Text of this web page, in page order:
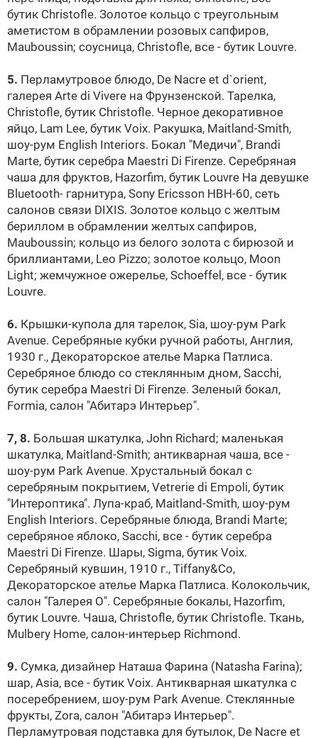
бутик Christofle. Золотое кольцо с треугольным
аметистом в обрамлении розовых сапфиров,
Mauboussin; соусница, Christofle, все - бутик Louvre.
5. Перламутровое блюдо, De Nacre et d`orient,
галерея Arte di Vivere на Фрунзенской. Тарелка,
Christofle, бутик Christofle. Черное декоративное
яйцо, Lam Lee, бутик Voix. Ракушка, Maitland-Smith,
шоу-рум English Interiors. Бокал "Медичи", Brandi
Marte, бутик серебра Maestri Di Firenze. Серебряная
чаша для фруктов, Hazorfim, бутик Louvre На девушке
Bluetooth- гарнитура, Sony Ericsson HBH-60, сеть
салонов связи DIXIS. Золотое кольцо с желтым
бериллом в обрамлении желтых сапфиров,
Mauboussin; кольцо из белого золота с бирюзой и
бриллиантами, Leo Pizzo; золотое кольцо, Moon
Light; жемчужное ожерелье, Schoeffel, все - бутик
Louvre.
6. Крышки-купола для тарелок, Sia, шоу-рум Park
Avenue. Серебряные кубки ручной работы, Англия,
1930 г., Декораторское ателье Марка Патлиса.
Серебряное блюдо со стеклянным дном, Sacchi,
бутик серебра Maestri Di Firenze. Зеленый бокал,
Formia, салон "Абитарэ Интерьер".
7, 8. Большая шкатулка, John Richard; маленькая
шкатулка, Maitland-Smith; антикварная чаша, все -
шоу-рум Park Avenue. Хрустальный бокал с
серебряным покрытием, Vetrerie di Еmpoli, бутик
"Интероптика". Лупа-краб, Maitland-Smith, шоу-рум
English Interiors. Серебряные блюда, Brandi Marte;
серебряное яблоко, Sacchi, все - бутик серебра
Maestri Di Firenze. Шары, Sigma, бутик Voix.
Cеребряный кувшин, 1910 г., Tiffany&Co,
Декораторское ателье Марка Патлиса. Колокольчик,
салон "Галерея О". Серебряные бокалы, Hazorfim,
бутик Louvre. Чаша, Christofle, бутик Christofle. Ткань,
Mulbery Home, салон-интерьер Richmond.
9. Сумка, дизайнер Наташа Фарина (Natasha Farina);
шар, Asia, все - бутик Voix. Антикварная шкатулка с
посеребрением, шоу-рум Park Avenue. Стеклянные
фрукты, Zora, салон "Абитарэ Интерьер".
Перламутровая подставка для бутылок, De Nacre et